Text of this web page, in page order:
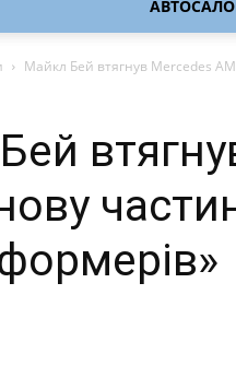
Майкл Бей втягнув Mercedes